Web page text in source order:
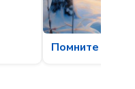
Помните о лисе